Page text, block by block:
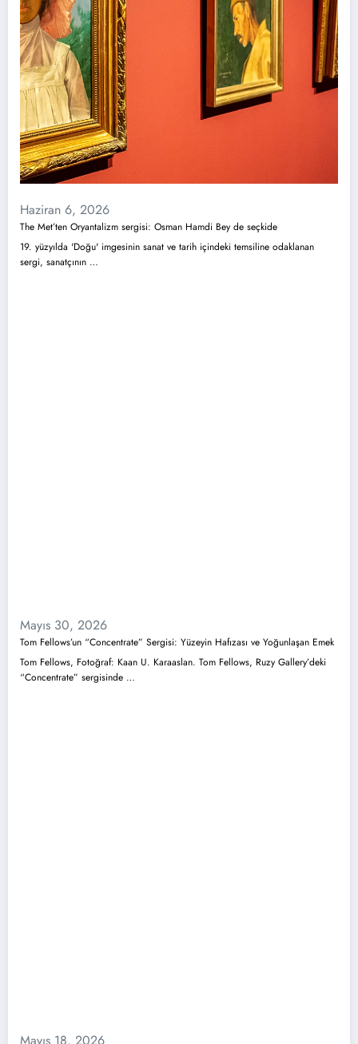
Haziran 6, 2026
The Met’ten Oryantalizm sergisi: Osman Hamdi Bey de seçkide
19. yüzyılda 'Doğu' imgesinin sanat ve tarih içindeki temsiline odaklanan
sergi, sanatçının …
Mayıs 30, 2026
Tom Fellows’un “Concentrate” Sergisi: Yüzeyin Hafızası ve Yoğunlaşan Emek
Tom Fellows, Fotoğraf: Kaan U. Karaaslan. Tom Fellows, Ruzy Gallery’deki
“Concentrate” sergisinde …